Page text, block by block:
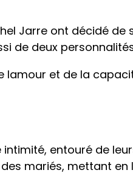
Jarre ont décidé de
de deux
et de la
entouré de
mariés, mettant